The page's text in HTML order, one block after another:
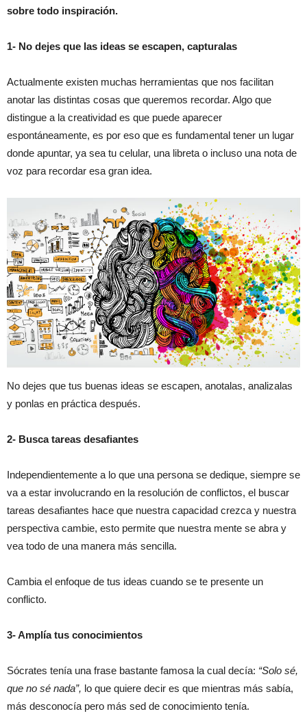
sobre todo inspiración.
1- No dejes que las ideas se escapen, capturalas
Actualmente existen muchas herramientas que nos facilitan
anotar las distintas cosas que queremos recordar. Algo que
distingue a la creatividad es que puede aparecer
espontáneamente, es por eso que es fundamental tener un lugar
donde apuntar, ya sea tu celular, una libreta o incluso una nota de
voz para recordar esa gran idea.
No dejes que tus buenas ideas se escapen, anotalas, analizalas
y ponlas en práctica después.
2- Busca tareas desafiantes
Independientemente a lo que una persona se dedique, siempre se
va a estar involucrando en la resolución de conflictos, el buscar
tareas desafiantes hace que nuestra capacidad crezca y nuestra
perspectiva cambie, esto permite que nuestra mente se abra y
vea todo de una manera más sencilla.
Cambia el enfoque de tus ideas cuando se te presente un
conflicto.
3- Amplía tus conocimientos
Sócrates tenía una frase bastante famosa la cual decía: “Solo sé,
que no sé nada”, lo que quiere decir es que mientras más sabía,
más desconocía pero más sed de conocimiento tenía.